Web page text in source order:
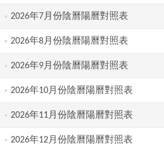
2026年7月份陰曆陽曆對照表
2026年8月份陰曆陽曆對照表
2026年9月份陰曆陽曆對照表
2026年10月份陰曆陽曆對照表
2026年11月份陰曆陽曆對照表
2026年12月份陰曆陽曆對照表